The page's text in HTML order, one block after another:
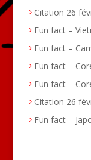
Citation 26
Fun fact –
Fun fact –
Fun fact –
Fun fact –
Citation 26
Fun fact –